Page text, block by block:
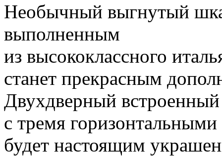
Необычный выгнутый
выполненным
из высококлассного
станет прекрасным
Двухдверный встроенный
с тремя
будет настоящим